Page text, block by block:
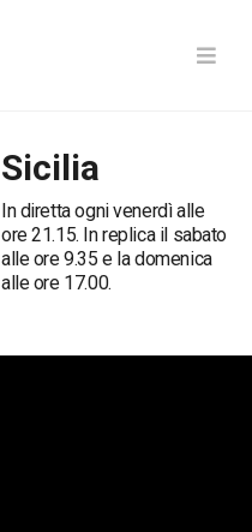
Sicilia
In diretta ogni venerdì alle
ore 21.15. In replica il sabato
alle ore 9.35 e la domenica
alle ore 17.00.